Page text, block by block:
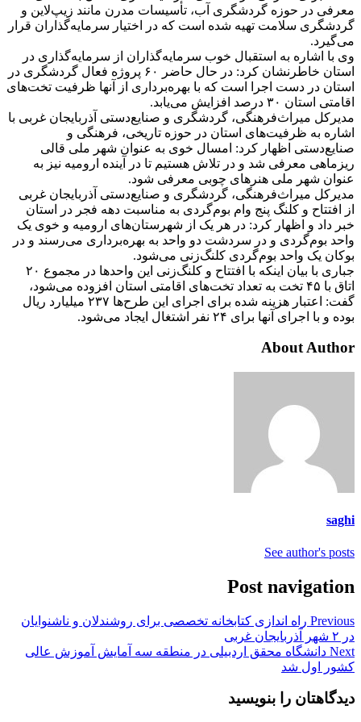
معرفی در حوزه گردشگری آب، تأسیسات مدرن مانند زیپ‌لاین و
گردشگری سلامت تهیه شده است که در اختیار سرمایه‌گذاران قرار
می‌گیرد.
وی با اشاره به استقبال خوب سرمایه‌گذاران از سرمایه‌گذاری در
استان خاطرنشان کرد: در حال حاضر ۶۰ پروژه فعال گردشگری در
استان در دست اجرا است که با بهره‌برداری از آنها ظرفیت تخت‌های
اقامتی استان ۳۰ درصد افزایش می‌یابد.
مدیرکل میراث‌فرهنگی، گردشگری و صنایع‌دستی آذربایجان غربی با
اشاره به ظرفیت‌های استان در حوزه تاریخی، فرهنگی و
صنایع‌دستی اظهار کرد: امسال خوی به عنوان شهر ملی قالی
ریزماهی معرفی شد و در تلاش هستیم تا در آینده ارومیه نیز به
عنوان شهر ملی هنرهای چوبی معرفی شود.
مدیرکل میراث‌فرهنگی، گردشگری و صنایع‌دستی آذربایجان غربی
از افتتاح و کلنگ پنج وام بوم‌گردی به مناسبت دهه فجر در استان
خبر داد و اظهار کرد: در هر یک از شهرستان‌های ارومیه و خوی یک
واحد بوم‌گردی و در سردشت دو واحد به بهره‌برداری می‌رسند و در
بوکان یک واحد بوم‌گردی کلنگ‌زنی می‌شود.
جباری با بیان اینکه با افتتاح و کلنگ‌زنی این واحدها در مجموع ۲۰
اتاق با ۴۵ تخت به تعداد تخت‌های اقامتی استان افزوده می‌شود،
گفت: اعتبار هزینه شده برای اجرای این طرح‌ها ۲۳۷ میلیارد ریال
بوده و با اجرای آنها برای ۲۴ نفر اشتغال ایجاد می‌شود.
About Author
saghi
See author's posts
Post navigation
Previous راه اندازی کتابخانه تخصصی برای روشندلان و ناشنوایان
در ۲ شهر آذربایجان غربی
Next دانشگاه محقق اردبیلی در منطقه سه آمایش آموزش عالی
کشور اول شد
دیدگاهتان را بنویسید